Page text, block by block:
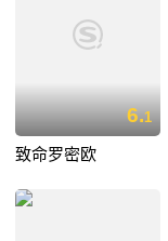
6.1
致命罗密欧